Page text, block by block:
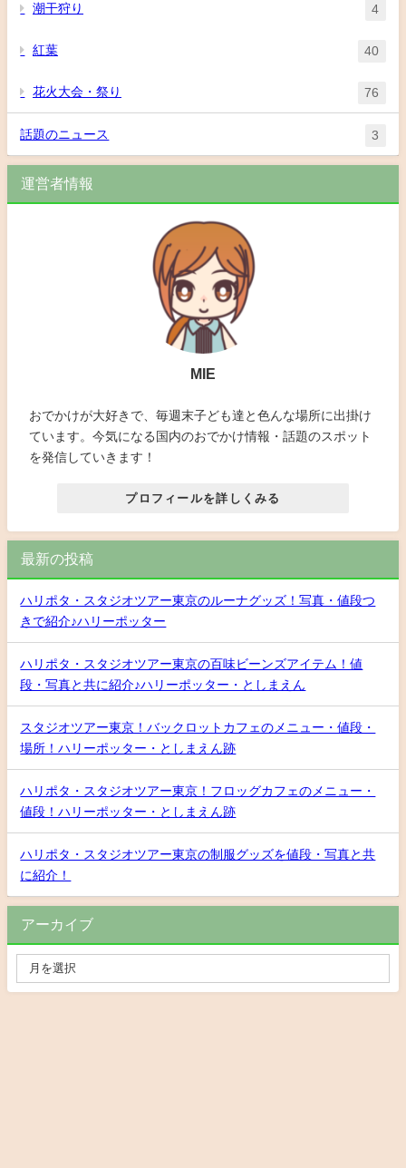
潮干狩り 4
紅葉 40
花火大会・祭り 76
話題のニュース 3
運営者情報
MIE
おでかけが大好きで、毎週末子ども達と色んな場所に出掛け
ています。今気になる国内のおでかけ情報・話題のスポット
を発信していきます！
プロフィールを詳しくみる
最新の投稿
ハリポタ・スタジオツアー東京のルーナグッズ！写真・値段つ
きで紹介♪ハリーポッター
ハリポタ・スタジオツアー東京の百味ビーンズアイテム！値
段・写真と共に紹介♪ハリーポッター・としまえん
スタジオツアー東京！バックロットカフェのメニュー・値段・
場所！ハリーポッター・としまえん跡
ハリポタ・スタジオツアー東京！フロッグカフェのメニュー・
値段！ハリーポッター・としまえん跡
ハリポタ・スタジオツアー東京の制服グッズを値段・写真と共
に紹介！
アーカイブ